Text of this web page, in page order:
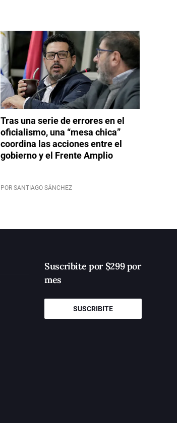
Tras una serie de errores en el
oficialismo, una “mesa chica”
coordina las acciones entre el
gobierno y el Frente Amplio
POR SANTIAGO SÁNCHEZ
Suscribite por $299 por
mes
SUSCRIBITE